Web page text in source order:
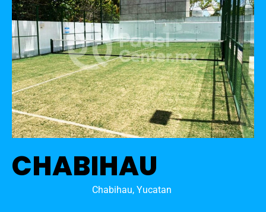
CHABIHAU
Chabihau, Yucatan